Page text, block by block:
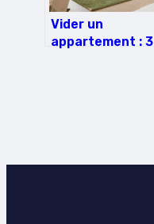
Vider un
appartement : 3